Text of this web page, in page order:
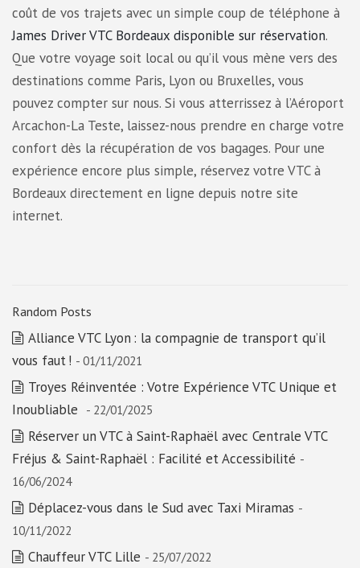
coût de vos trajets avec un simple coup de téléphone à
James Driver VTC Bordeaux disponible sur réservation.
Que votre voyage soit local ou qu’il vous mène vers des
destinations comme Paris, Lyon ou Bruxelles, vous
pouvez compter sur nous. Si vous atterrissez à l’Aéroport
Arcachon-La Teste, laissez-nous prendre en charge votre
confort dès la récupération de vos bagages. Pour une
expérience encore plus simple, réservez votre VTC à
Bordeaux directement en ligne depuis notre site
internet.
Random Posts
Alliance VTC Lyon : la compagnie de transport qu’il
vous faut ! - 01/11/2021
Troyes Réinventée : Votre Expérience VTC Unique et
Inoubliable - 22/01/2025
Réserver un VTC à Saint-Raphaël avec Centrale VTC
Fréjus & Saint-Raphaël : Facilité et Accessibilité -
16/06/2024
Déplacez-vous dans le Sud avec Taxi Miramas -
10/11/2022
Chauffeur VTC Lille - 25/07/2022